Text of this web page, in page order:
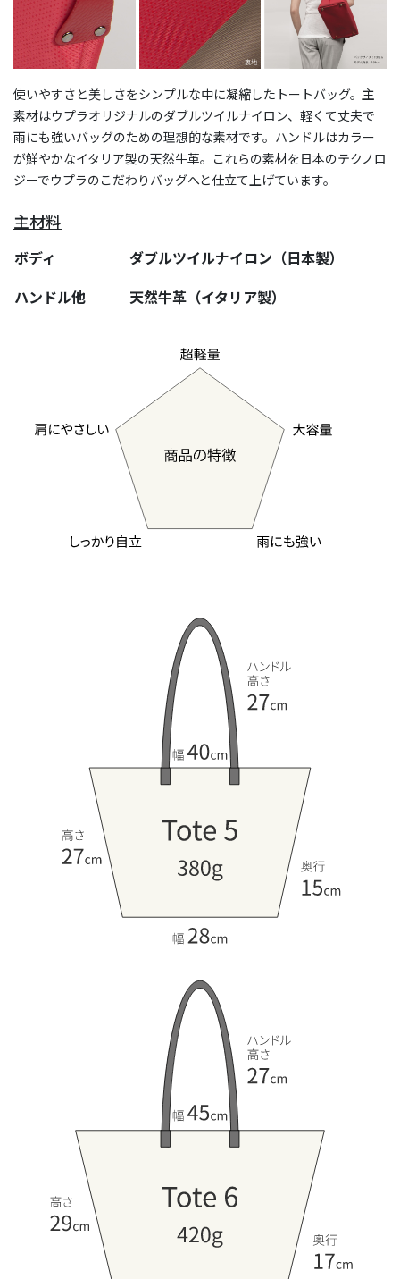
使いやすさと美しさをシンプルな中に凝縮したトートバッグ。主
素材はウプラオリジナルのダブルツイルナイロン、軽くて丈夫で
雨にも強いバッグのための理想的な素材です。ハンドルはカラー
が鮮やかなイタリア製の天然牛革。これらの素材を日本のテクノロ
ジーでウプラのこだわりバッグへと仕立て上げています。
主材料
ボディ
ダブルツイルナイロン（日本製）
ハンドル他
天然牛革（イタリア製）